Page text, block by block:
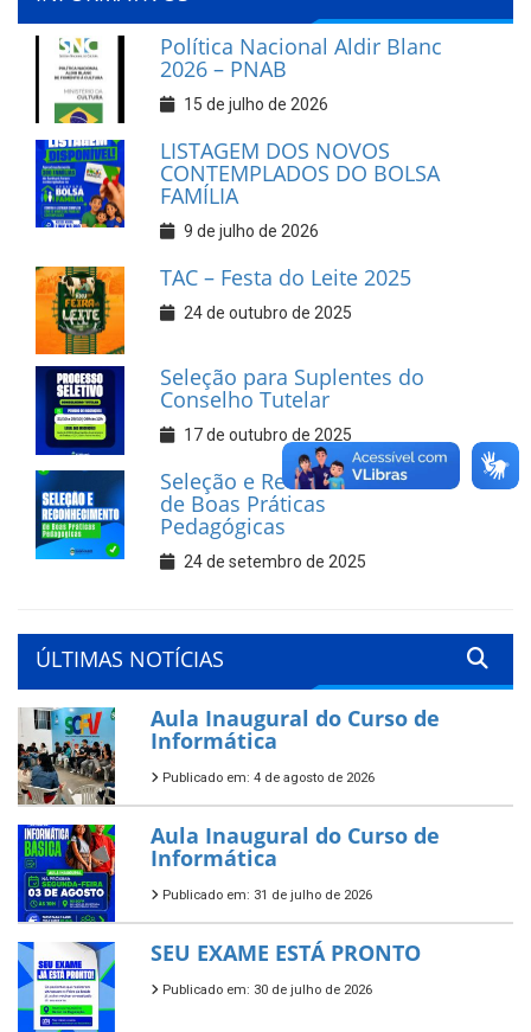
Política Nacional Aldir Blanc
2026 – PNAB
15 de julho de 2026
LISTAGEM DOS NOVOS
CONTEMPLADOS DO BOLSA
FAMÍLIA
9 de julho de 2026
TAC – Festa do Leite 2025
24 de outubro de 2025
Seleção para Suplentes do
Conselho Tutelar
17 de outubro de 2025
Seleção e Reconhecimento
de Boas Práticas
Pedagógicas
24 de setembro de 2025
ÚLTIMAS NOTÍCIAS
Aula Inaugural do Curso de
Informática
Publicado em: 4 de agosto de 2026
Aula Inaugural do Curso de
Informática
Publicado em: 31 de julho de 2026
SEU EXAME ESTÁ PRONTO
Publicado em: 30 de julho de 2026